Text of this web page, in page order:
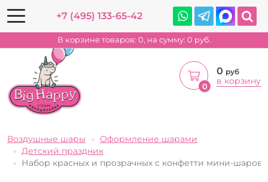
+7 (495) 133-65-42
В корзине товаров: 0, на сумму: 0 руб.
0
0 руб
в корзину
Воздушные шары
Оформление шарами
Детский праздник
Набор красных и прозрачных с конфетти мини-шаров